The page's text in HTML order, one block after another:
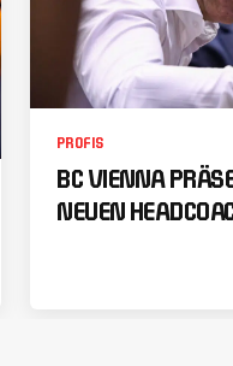
PROFIS
BC VIENNA
NEUEN